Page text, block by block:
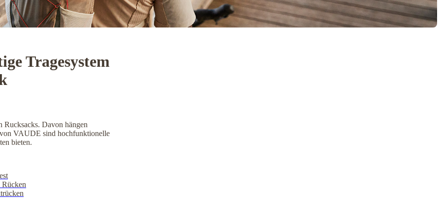
Tragesystem
Rucksacks. Davon hängen
VAUDE sind hochfunktionelle
bieten.
Rücken